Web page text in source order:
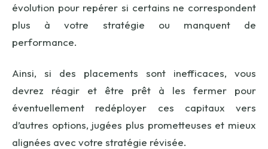
évolution pour repérer si certains ne correspondent
plus à votre stratégie ou manquent de
performance.
Ainsi, si des placements sont inefficaces, vous
devrez réagir et être prêt à les fermer pour
éventuellement redéployer ces capitaux vers
d’autres options, jugées plus prometteuses et mieux
alignées avec votre stratégie révisée.